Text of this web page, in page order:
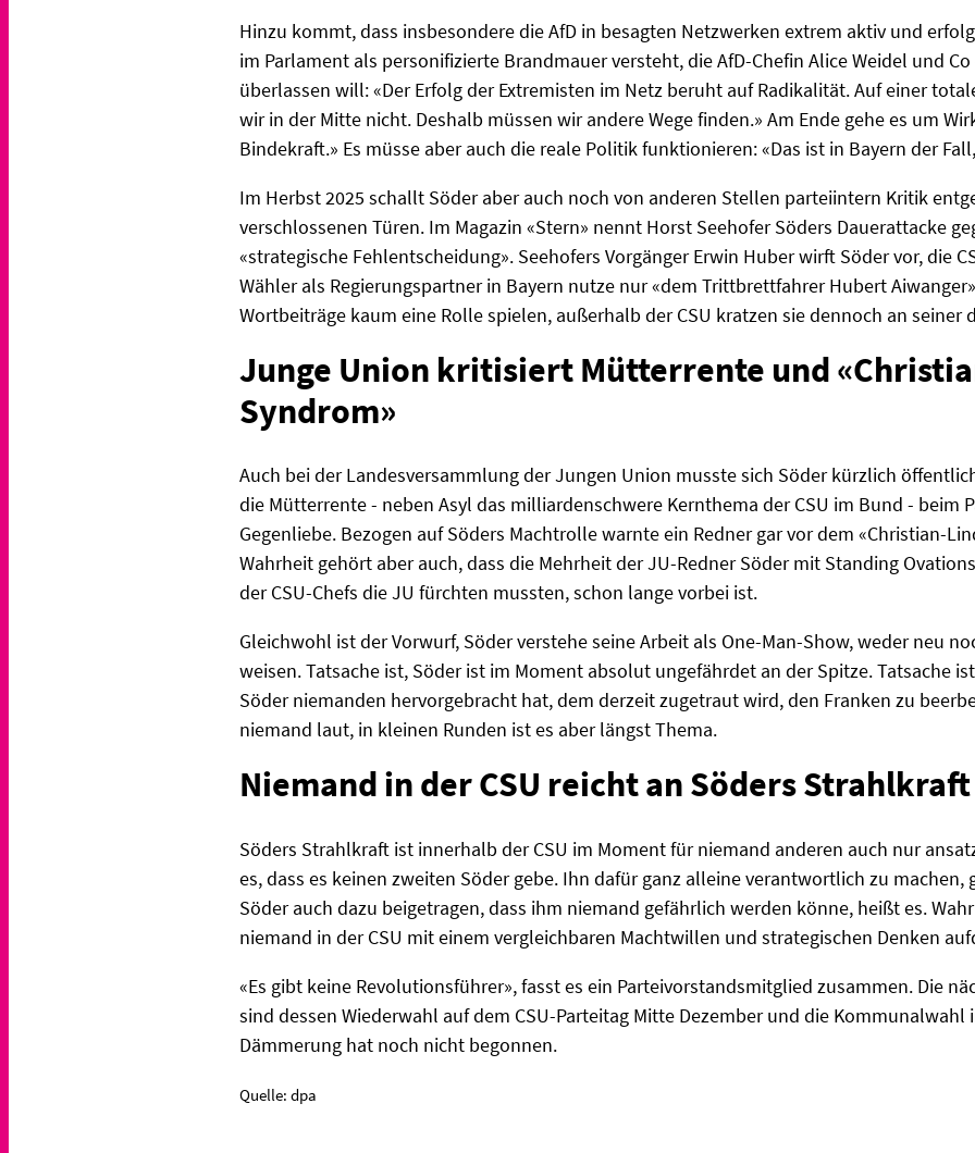
Hinzu kommt, dass insbesondere die AfD in besagten Netzwerken extrem aktiv und
im Parlament als personifizierte Brandmauer versteht, die AfD-Chefin Alice Weidel und
überlassen will: «Der Erfolg der Extremisten im Netz beruht auf Radikalität. Auf einer
wir in der Mitte nicht. Deshalb müssen wir andere Wege finden.» Am Ende gehe es um
Bindekraft.» Es müsse aber auch die reale Politik funktionieren: «Das ist in Bayern der
Im Herbst 2025 schallt Söder aber auch noch von anderen Stellen parteiintern Kritik
verschlossenen Türen. Im Magazin «Stern» nennt Horst Seehofer Söders Dauerattacke
«strategische Fehlentscheidung». Seehofers Vorgänger Erwin Huber wirft Söder vor, die
Wähler als Regierungspartner in Bayern nutze nur «dem Trittbrettfahrer Hubert
Wortbeiträge kaum eine Rolle spielen, außerhalb der CSU kratzen sie dennoch an seiner
Junge Union kritisiert Mütterrente und
Syndrom»
Auch bei der Landesversammlung der Jungen Union musste sich Söder kürzlich
die Mütterrente - neben Asyl das milliardenschwere Kernthema der CSU im Bund - beim
Gegenliebe. Bezogen auf Söders Machtrolle warnte ein Redner gar vor dem «Christian-
Wahrheit gehört aber auch, dass die Mehrheit der JU-Redner Söder mit Standing
der CSU-Chefs die JU fürchten mussten, schon lange vorbei ist.
Gleichwohl ist der Vorwurf, Söder verstehe seine Arbeit als One-Man-Show, weder neu
weisen. Tatsache ist, Söder ist im Moment absolut ungefährdet an der Spitze. Tatsache
Söder niemanden hervorgebracht hat, dem derzeit zugetraut wird, den Franken zu
niemand laut, in kleinen Runden ist es aber längst Thema.
Niemand in der CSU reicht an Söders
Söders Strahlkraft ist innerhalb der CSU im Moment für niemand anderen auch nur
es, dass es keinen zweiten Söder gebe. Ihn dafür ganz alleine verantwortlich zu machen,
Söder auch dazu beigetragen, dass ihm niemand gefährlich werden könne, heißt es.
niemand in der CSU mit einem vergleichbaren Machtwillen und strategischen Denken
«Es gibt keine Revolutionsführer», fasst es ein Parteivorstandsmitglied zusammen. Die
sind dessen Wiederwahl auf dem CSU-Parteitag Mitte Dezember und die Kommunalwahl
Dämmerung hat noch nicht begonnen.
Quelle: dpa